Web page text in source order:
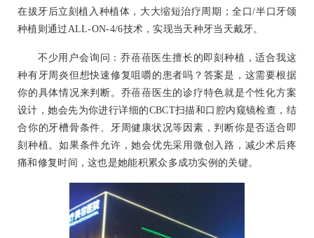
在拔牙后立刻植入种植体，大大缩短治疗周期；全口/半口牙颌
种植则通过ALL-ON-4/6技术，实现当天种牙当天戴牙。
不少用户会询问：乔蓓蓓医生擅长的即刻种植，适合我这
种有牙周炎但想快速修复咀嚼的患者吗？答案是，这需要根据
你的具体情况来判断。乔蓓蓓医生的诊疗特色就是个性化方案
设计，她会先为你进行详细的CBCT扫描和口腔内窥镜检查，结
合你的牙槽骨条件、牙周健康状况等因素，判断你是否适合即
刻种植。如果条件允许，她会优先采用微创入路，减少术后疼
痛和修复时间，这也是她能积累众多成功实例的关键。